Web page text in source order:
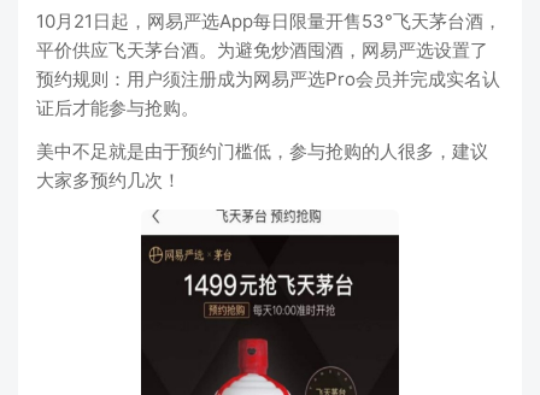
10月21日起，网易严选App每日限量开售53°飞天茅台酒，
平价供应飞天茅台酒。为避免炒酒囤酒，网易严选设置了
预约规则：用户须注册成为网易严选Pro会员并完成实名认
证后才能参与抢购。
美中不足就是由于预约门槛低，参与抢购的人很多，建议
大家多预约几次！